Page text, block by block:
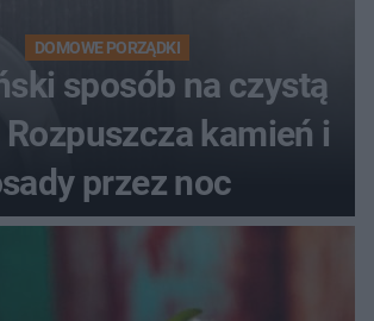
DOMOWE PORZĄDKI
sposób na czystą
kamień i
przez noc